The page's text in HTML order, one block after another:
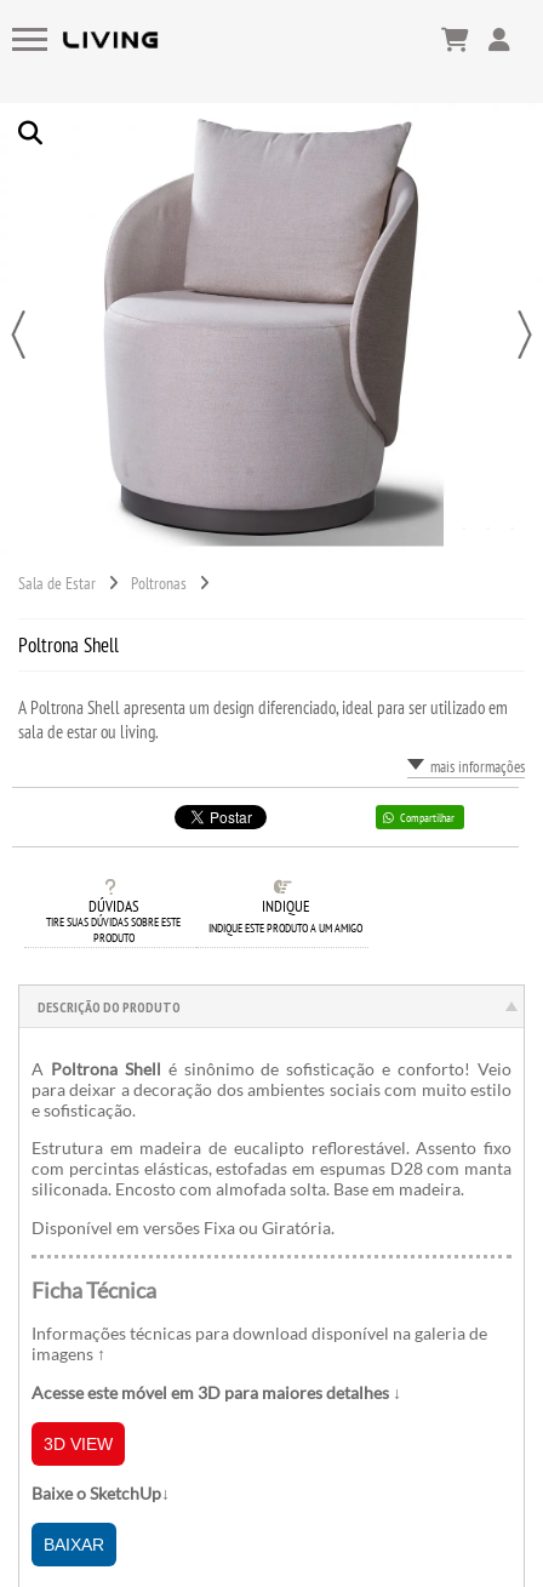
Sala de Estar Poltronas
Poltrona Shell
A Poltrona Shell apresenta um design diferenciado, ideal para ser utilizado em
sala de estar ou living.
mais informações
Compartilhar
DÚVIDAS
TIRE SUAS DÚVIDAS SOBRE ESTE
PRODUTO
INDIQUE
INDIQUE ESTE PRODUTO A UM AMIGO
DESCRIÇÃO DO PRODUTO
A Poltrona Shell é sinônimo de sofisticação e conforto! Veio
para deixar a decoração dos ambientes sociais com muito estilo
e sofisticação.
Estrutura em madeira de eucalipto reflorestável. Assento fixo
com percintas elásticas, estofadas em espumas D28 com manta
siliconada. Encosto com almofada solta. Base em madeira.
Disponível em versões Fixa ou Giratória.
Ficha Técnica
Informações técnicas para download disponível na galeria de
imagens ↑
Acesse este móvel em 3D para maiores detalhes ↓
3D VIEW
Baixe o SketchUp↓
BAIXAR